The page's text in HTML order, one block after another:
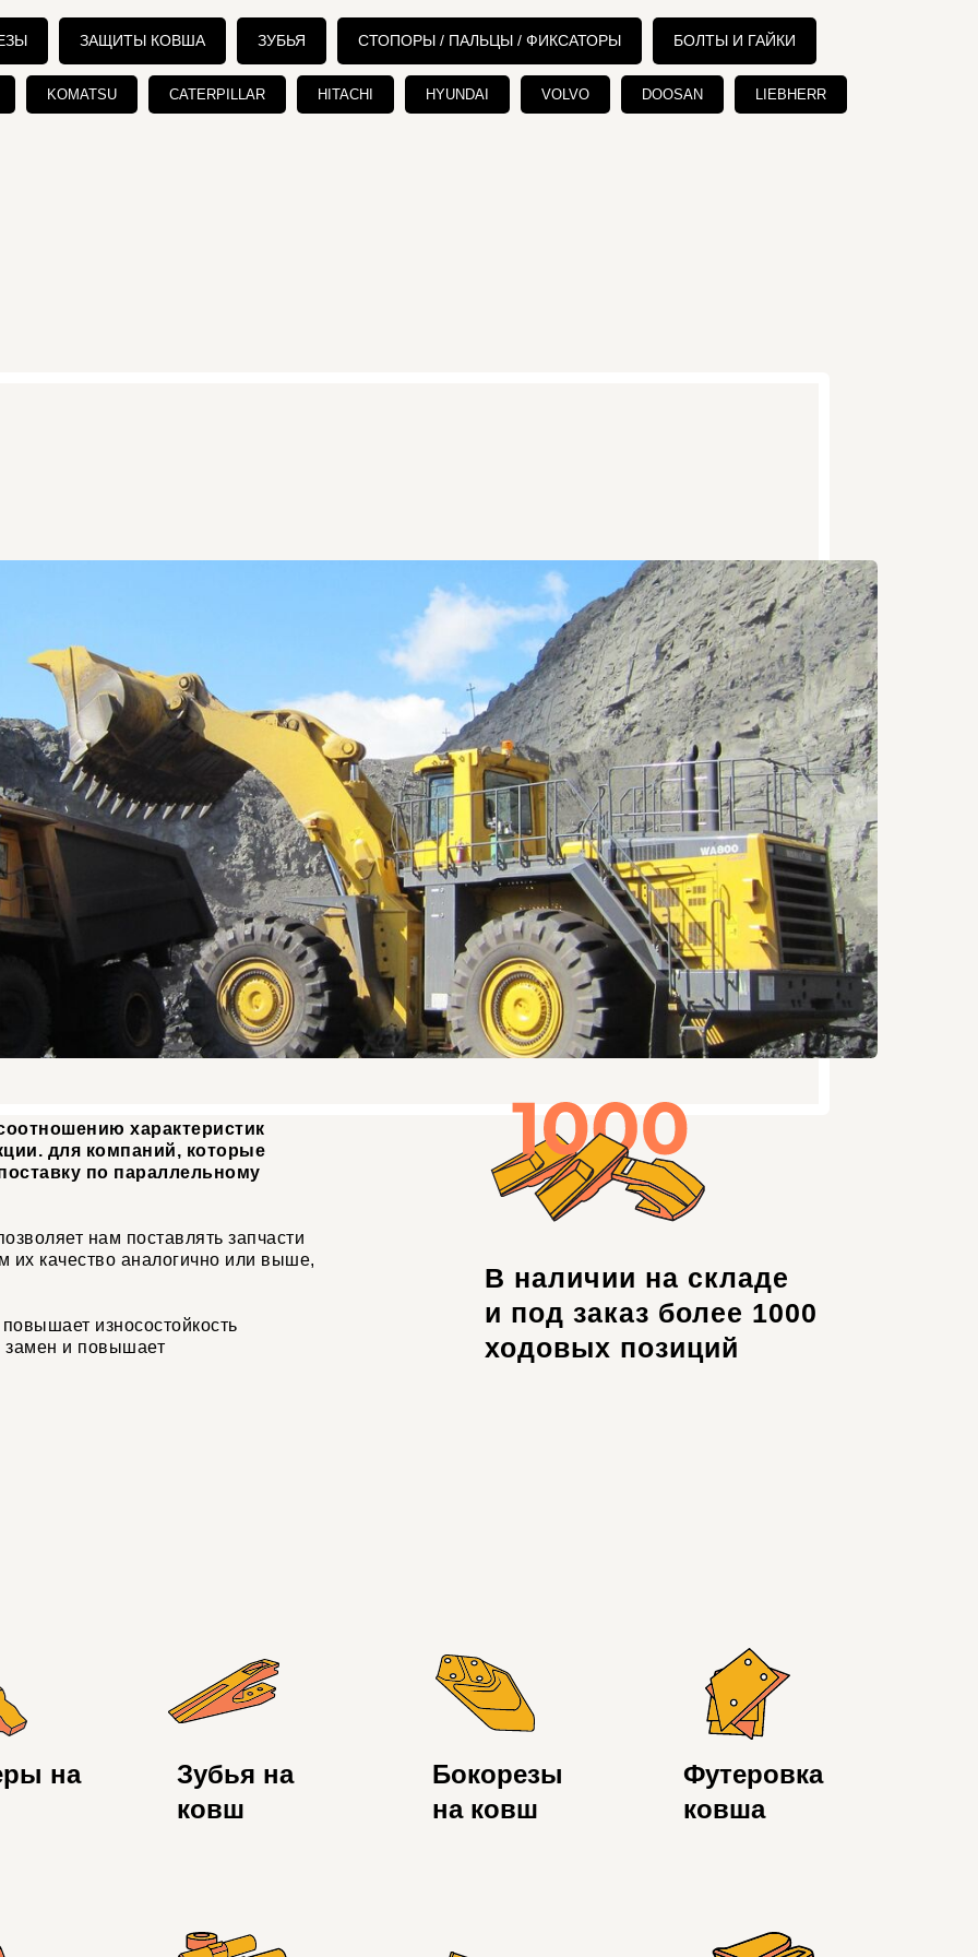
ЗАЩИТЫ КОВША ЗУБЬЯ СТОПОРЫ / ПАЛЬЦЫ / ФИКСАТОРЫ БОЛТЫ И ГАЙКИ
KOMATSU CATERPILLAR HITACHI HYUNDAI VOLVO DOOSAN LIEBHERR
В наличии на складе
и под заказ более 1000
ходовых позиций
характеристик
для компаний, которые
по параллельному
нам поставлять запчасти
качество аналогично или выше,
износостойкость
замен и повышает
на
Зубья на
ковш
Бокорезы
на ковш
Футеровка
ковша